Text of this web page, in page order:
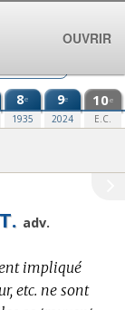
8e
1935
9e
2024
10e
E.C.
adv.
impliqué
etc. ne sont
OUVRIR